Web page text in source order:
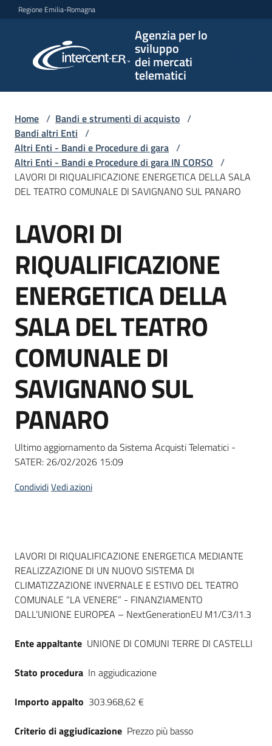
Vai al contenuto
Vai alla navigazione
Vai al footer
Regione Emilia-Romagna
Agenzia per lo
sviluppo
dei mercati
telematici
per lo
sviluppo
telematici
L'Agenzia
Bandi
e
di
acquisto
Supporto
Piattaforme
telematiche
English
Seguici
su
Home / Bandi e strumenti di acquisto /
Bandi altri Enti /
Altri Enti - Bandi e Procedure di gara /
Altri Enti - Bandi e Procedure di gara IN CORSO /
LAVORI DI RIQUALIFICAZIONE ENERGETICA DELLA SALA
DEL TEATRO COMUNALE DI SAVIGNANO SUL PANARO
Salta al contenuto
LAVORI DI
RIQUALIFICAZIONE
ENERGETICA DELLA
SALA DEL TEATRO
COMUNALE DI
SAVIGNANO SUL
PANARO
Ultimo aggiornamento da Sistema Acquisti Telematici -
SATER: 26/02/2026 15:09
CondividiVedi azioni
Dati del bando
LAVORI DI RIQUALIFICAZIONE ENERGETICA MEDIANTE
REALIZZAZIONE DI UN NUOVO SISTEMA DI
CLIMATIZZAZIONE INVERNALE E ESTIVO DEL TEATRO
COMUNALE “LA VENERE” - FINANZIAMENTO
DALL’UNIONE EUROPEA – NextGenerationEU M1/C3/I1.3
Ente appaltante UNIONE DI COMUNI TERRE DI CASTELLI
Stato procedura In aggiudicazione
Importo appalto 303.968,62 €
Criterio di aggiudicazione Prezzo più basso